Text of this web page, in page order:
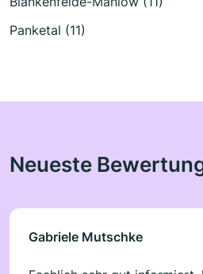
Panketal (11)
Neueste
Gabriele Mutschke